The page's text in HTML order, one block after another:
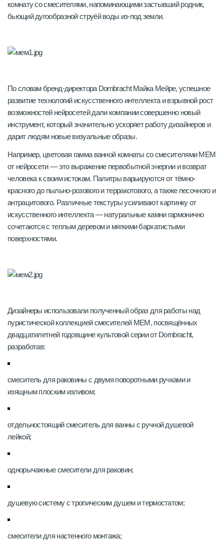
комнату со смесителями, напоминающими застывший родник,
бьющий дугообразной струёй воды из-под земли.
По словам бренд-директора Dornbracht Майка Мейре, успешное
развитие технологий искусственного интеллекта и взрывной рост
возможностей нейросетей дали компании совершенно новый
инструмент, который значительно ускоряет работу дизайнеров и
дарит людям новые визуальные образы.
Например, цветовая гамма ванной комнаты со смесителями MEM
от нейросети — это выражение первобытной энергии и возврат
человека к своим истокам. Палитры варьируются от тёмно-
красного до пыльно-розового и терракотового, а также песочного и
антрацитового. Различные текстуры усиливают картинку от
искусственного интеллекта — натуральные камни гармонично
сочетаются с теплым деревом и мягкими бархатистыми
поверхностями.
Дизайнеры использовали полученный образ для работы над
пуристической коллекцией смесителей MEM, посвящённых
двадцатилетней годовщине культовой серии от Dornbracht,
разработав:
смеситель для раковины с двумя поворотными ручками и
изящным плоским изливом;
отдельностоящий смеситель для ванны с ручной душевой
лейкой;
однорычажные смесители для раковин;
душевую систему с тропическим душем и термостатом;
смесители для настенного монтажа;